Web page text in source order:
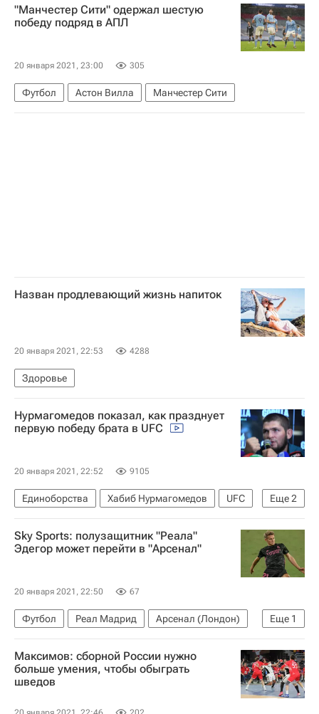
"Манчестер Сити" одержал шестую
победу подряд в АПЛ
20 января 2021, 23:00 305
Футбол Астон Вилла Манчестер Сити
Назван продлевающий жизнь напиток
20 января 2021, 22:53 4288
Здоровье
Нурмагомедов показал, как празднует
первую победу брата в UFC
20 января 2021, 22:52 9105
Еще2
Единоборства Хабиб Нурмагомедов
UFC
ММА (Смешанные единоборства)
Умар Нурмагомедов
Sky Sports: полузащитник "Реала"
Эдегор может перейти в "Арсенал"
20 января 2021, 22:50 67
Еще 1
Футбол Реал Мадрид
Арсенал (Лондон)
Мартин Эдегор
Максимов: сборной России нужно
больше умения, чтобы обыграть
шведов